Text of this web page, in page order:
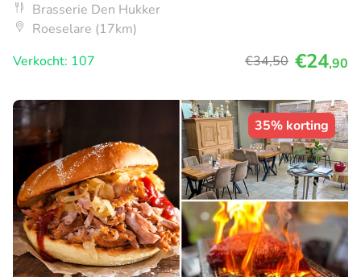
Brasserie Den Hukker
Roeselare (17km)
Verkocht: 107
€34,50 €24,90
35% korting